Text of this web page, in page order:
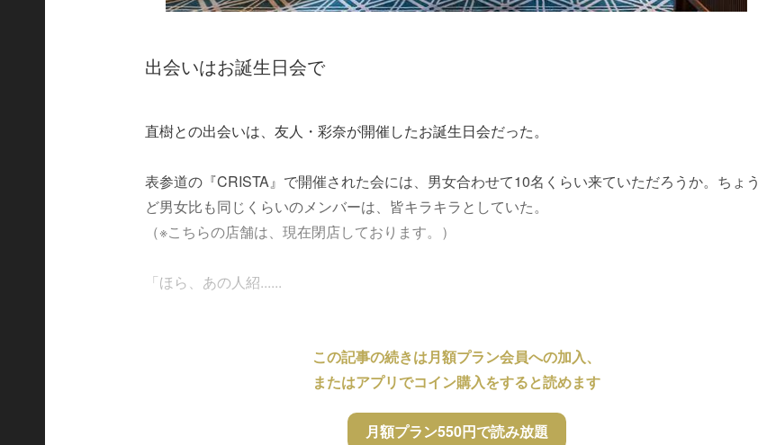
出会いはお誕生日会で
直樹との出会いは、友人・彩奈が開催したお誕生日会だった。
表参道の『CRISTA』で開催された会には、男女合わせて10名くらい来ていただろうか。ちょう
ど男女比も同じくらいのメンバーは、皆キラキラとしていた。
（※こちらの店舗は、現在閉店しております。）
「ほら、あの人紹......
この記事の続きは月額プラン会員への加入、
またはアプリでコイン購入をすると読めます
月額プラン550円で読み放題